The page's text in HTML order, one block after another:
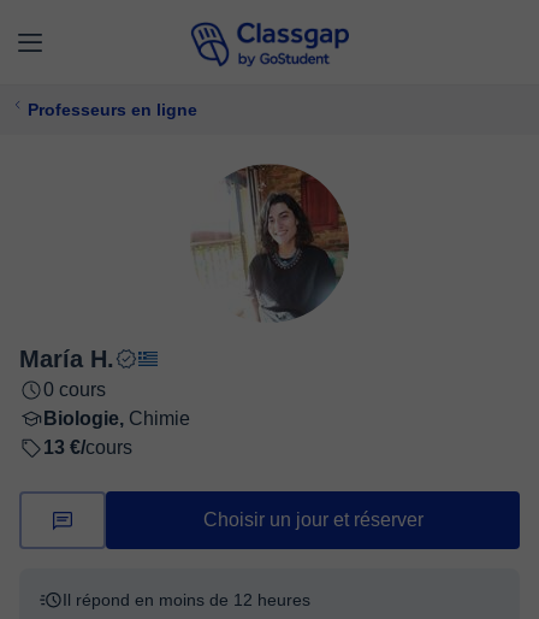
Professeurs en ligne
María H.
0 cours
Biologie, Chimie
13 €/cours
Choisir un jour et réserver
Il répond en moins de 12 heures